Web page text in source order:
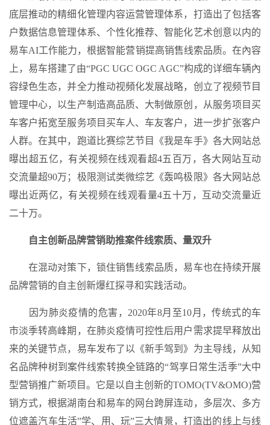
底层推动的精细化管理内容运营管理体系，打造出了包括客
户数据信息管理体系、个性化推荐、智能化艺术创意以内的
易车AI工作能力，根据智能营销提高销售线索品质。在內容
上，易车搭建了由“PGC UGC OGC AGC”构成的详细车辆內
容绿色生态，并全力推动视頻化发展战略，创立了视频节目
管理中心，以生产制造高品质、大制做原创，从服务项目买
车客户拓宽至服务项目买车人、车友客户，进一步扩张客户
人群。在其中，跑道比赛综艺节目《我是车手》各大网站总
曝出超五亿，有关视频在线观看超4五百万，各大网站互动
交流量超90万；极限测试类微综艺《轰鸣极限》各大网站总
曝出近两亿，有关视频在线观看量4五十万，互动交流量近
二十万。
自主创新品牌营销助推案件线索质、量双升
在混动对策下，锁住销售线索品质，易车也在持续开展
品牌营销的自主创新爆红探寻和实践活动。
因为肺炎疫情的危害，2020年8月至10月，传统式的车
市淡季转高峰期，在肺炎疫情可控性后用户需求提早释放出
来的关键节点，易车发布了以《新手驾到》为主导线，从知
名品牌种树到案件线索转换全链路的“驾享日常生活季”大中
型营销推广新项目。它是以自主创新的TOMO(TV&OMO)营
销方式，根据湖南台和易车的网台跨屏连动，多层次、多方
位遮盖汽车生活”学、用、玩”三大情景，打造出的线上与线